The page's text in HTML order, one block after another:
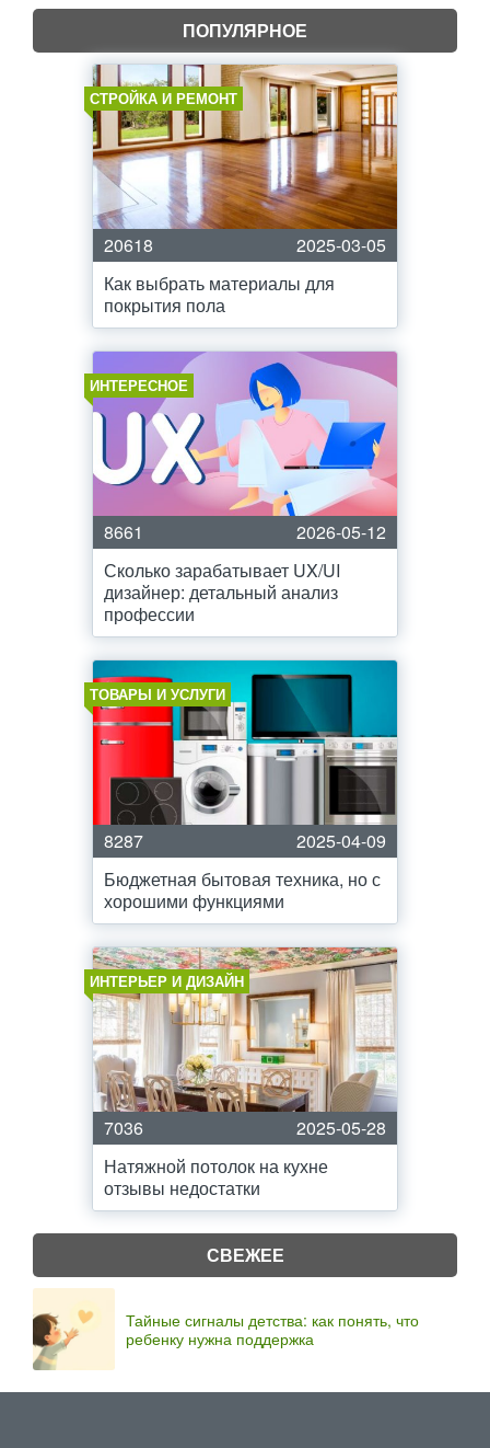
ПОПУЛЯРНОЕ
СТРОЙКА И РЕМОНТ
20618
2025-03-05
Как выбрать материалы для
покрытия пола
ИНТЕРЕСНОЕ
8661
2026-05-12
Сколько зарабатывает UX/UI
дизайнер: детальный анализ
профессии
ТОВАРЫ И УСЛУГИ
8287
2025-04-09
Бюджетная бытовая техника, но с
хорошими функциями
ИНТЕРЬЕР И ДИЗАЙН
7036
2025-05-28
Натяжной потолок на кухне
отзывы недостатки
СВЕЖЕЕ
Тайные сигналы детства: как понять, что
ребенку нужна поддержка